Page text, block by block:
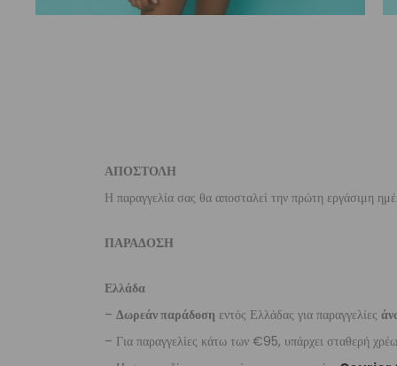
ΑΠΟΣΤΟΛΗ
Η παραγγελία σας θα αποσταλεί την πρώτη εργάσιμη
ΠΑΡΑΔΟΣΗ
Ελλάδα
– Δωρεάν παράδοση εντός Ελλάδας για παραγγελίες
– Για παραγγελίες κάτω των €95, υπάρχει σταθερή